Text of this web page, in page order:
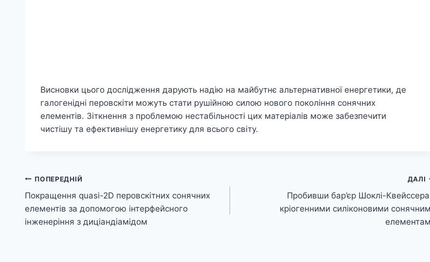
Висновки цього дослідження дарують надію на майбутнє альтернативної енергетики, де
галогенідні перовскіти можуть стати рушійною силою нового покоління сонячних
елементів. Зіткнення з проблемою нестабільності цих матеріалів може забезпечити
чистішу та ефективнішу енергетику для всього світу.
Навігація
записів
ПОПЕРЕДНІЙ
Покращення quasi-2D перовскітних сонячних
елементів за допомогою інтерфейсного
інженеріння з диціандіамідом
ДАЛІ
Пробивши бар’єр Шоклі-
кріогенними силіконовими